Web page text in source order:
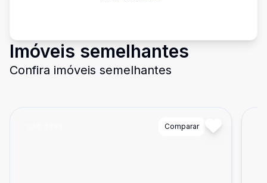
Imóveis semelhantes
Confira imóveis semelhantes
Comparar